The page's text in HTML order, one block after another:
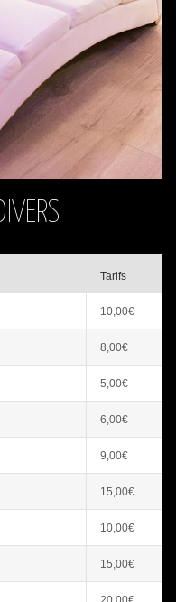
Tarifs
10,00€
8,00€
5,00€
6,00€
9,00€
15,00€
10,00€
15,00€